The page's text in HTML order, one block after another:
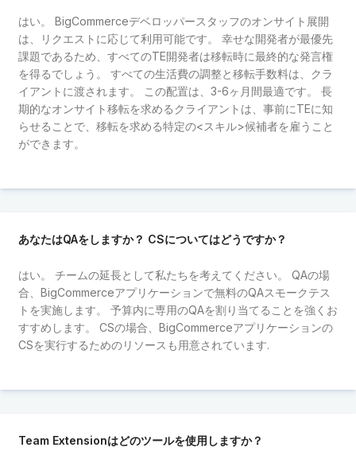
はい。 BigCommerceデベロッパースタッフのオンサイト展開
は、リクエストに応じて利用可能です。 幸せな開発者が最優先
課題であるため、すべてのTE開発者は移転時に最終的な発言権
を得るでしょう。 すべての生活費の調整と移転手数料は、クラ
イアントに渡されます。 この配置は、3-6ヶ月間最適です。 長
期的なオンサイト移転を求めるクライアントは、事前にTEに知
らせることで、移転を求める特定の<スキル>候補者を雇うこと
ができます。
あなたはQAをしますか？ CSについてはどうですか？
はい。 チームの延長として私たちを考えてください。 QAの場
合、BigCommerceアプリケーションで無料のQAスモークテス
トを実施します。 予算内に専用のQAを割り当てることを強くお
すすめします。 CSの場合、BigCommerceアプリケーションの
CSを実行するためのリソースも用意されています.
Team Extensionはどのツールを使用しますか？